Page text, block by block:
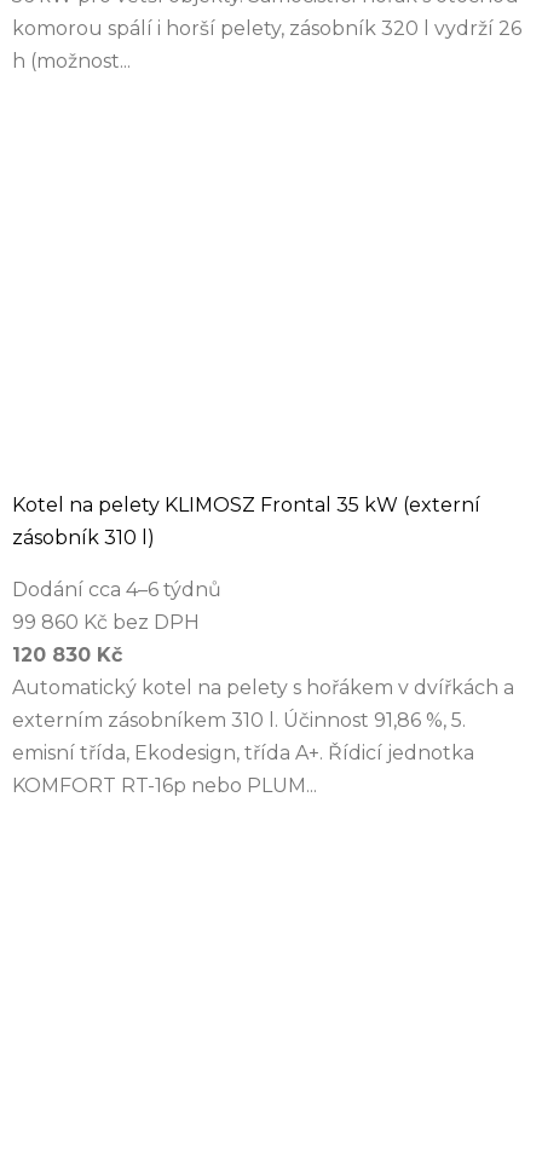
komorou spálí i horší pelety, zásobník 320 l vydrží 26
h (možnost...
Kotel na pelety KLIMOSZ Frontal 35 kW (externí
zásobník 310 l)
Dodání cca 4–6 týdnů
99 860 Kč bez DPH
120 830 Kč
Automatický kotel na pelety s hořákem v dvířkách a
externím zásobníkem 310 l. Účinnost 91,86 %, 5.
emisní třída, Ekodesign, třída A+. Řídicí jednotka
KOMFORT RT-16p nebo PLUM...